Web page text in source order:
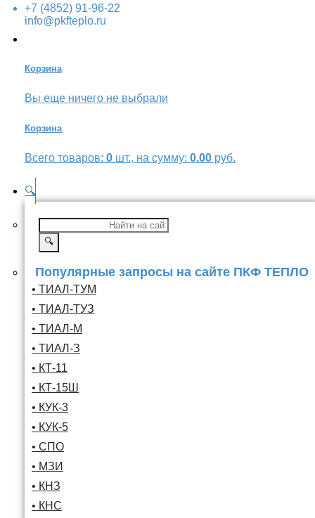
+7 (4852) 91-96-22
info@pkfteplo.ru
Корзина
Вы еще ничего не выбрали
Корзина
Всего товаров: 0 шт., на сумму: 0.00 руб.
🔍
🔍
Популярные запросы на сайте ПКФ ТЕПЛО
• ТИАЛ-ТУМ
• ТИАЛ-ТУЗ
• ТИАЛ-М
• ТИАЛ-З
• КТ-11
• КТ-15Ш
• КУК-3
• КУК-5
• СПО
• МЗИ
• КНЗ
• КНС